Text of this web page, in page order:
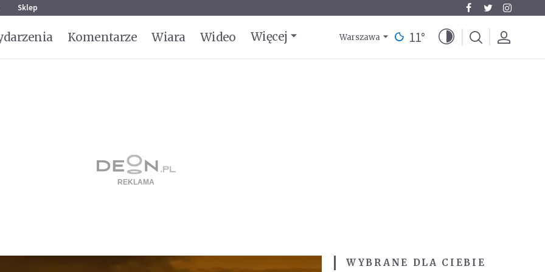
Sklep
Komentarze Wiara Wideo Więcej Warszawa 11°
WYBRANE DLA CIEBIE